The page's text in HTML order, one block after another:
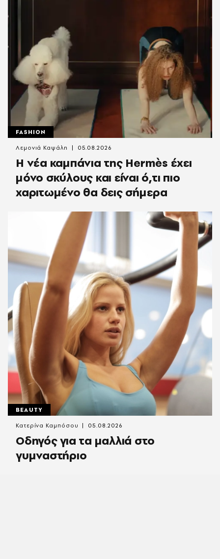
FASHION
Η νέα καμπάνια της Hermès έχει
μόνο σκύλους και είναι ό,τι πιο
χαριτωμένο θα δεις σήμερα
Λεμονιά Καψάλη 05.08.2026
BEAUTY
Οδηγός για τα μαλλιά στο
γυμναστήριο
Κατερίνα Καμπόσου 05.08.2026